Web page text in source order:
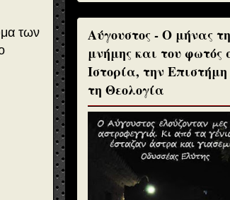
των
Αύγουστος - Ο μήνας
μνήμης και του φωτός
Ιστορία, την
τη Θεολογία